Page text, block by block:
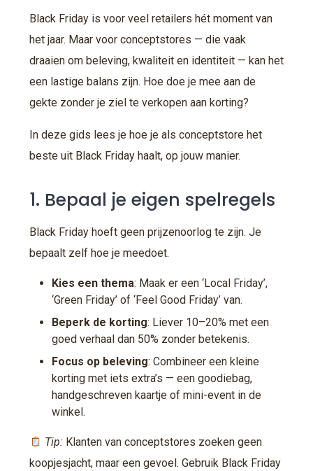
Black Friday is voor veel retailers hét moment van
het jaar. Maar voor conceptstores — die vaak
draaien om beleving, kwaliteit en identiteit — kan het
een lastige balans zijn. Hoe doe je mee aan de
gekte zonder je ziel te verkopen aan korting?
In deze gids lees je hoe je als conceptstore het
beste uit Black Friday haalt, op jouw manier.
1. Bepaal je eigen spelregels
Black Friday hoeft geen prijzenoorlog te zijn. Je
bepaalt zelf hoe je meedoet.
Kies een thema: Maak er een ‘Local Friday’,
‘Green Friday’ of ‘Feel Good Friday’ van.
Beperk de korting: Liever 10–20% met een
goed verhaal dan 50% zonder betekenis.
Focus op beleving: Combineer een kleine
korting met iets extra’s — een goodiebag,
handgeschreven kaartje of mini-event in de
winkel.
Tip: Klanten van conceptstores zoeken geen
koopjesjacht, maar een gevoel. Gebruik Black Friday